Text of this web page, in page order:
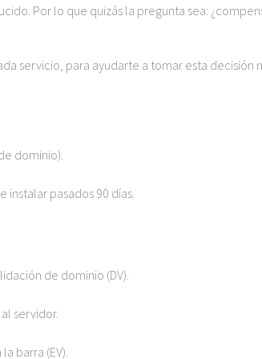
Por lo que quizás la pregunta sea:
servicio, para ayudarte a tomar esta decisión
dominio).
pasados 90 días.
de dominio (DV).
servidor.
barra (EV).